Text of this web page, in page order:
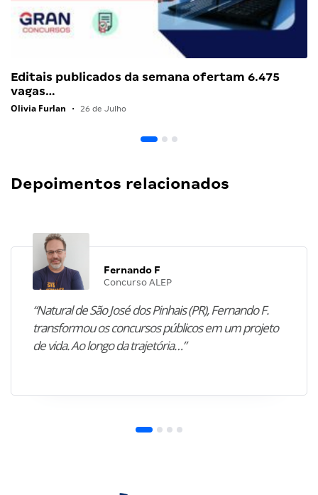
Editais publicados da semana ofertam 6.475
vagas…
Olivia Furlan
Fernando F
“Natural de São José dos Pinhais (PR), Fernando F.
transformou os concursos públicos em um projeto
de vida. Ao longo da trajetória…”